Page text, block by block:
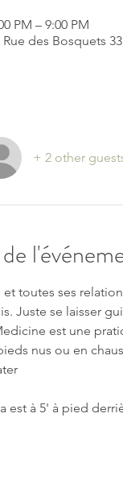
PM – 9:00 PM
des Bosquets
+ 2 other
et toutes ses
Juste se laisser
est une
nus ou en
est à 5' à pied